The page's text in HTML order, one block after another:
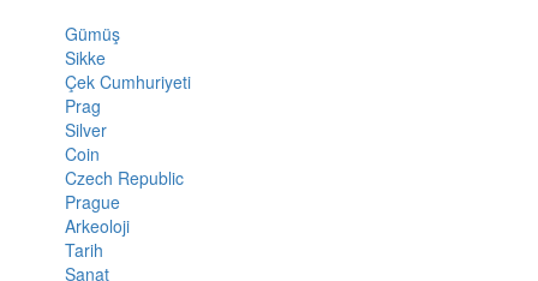
Gümüş
Sikke
Çek Cumhuriyeti
Prag
Silver
Coin
Czech Republic
Prague
Arkeoloji
Tarih
Sanat